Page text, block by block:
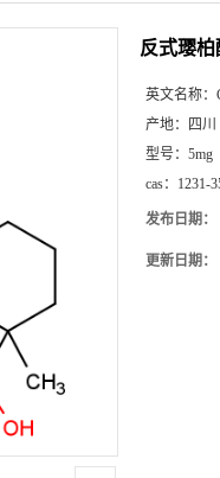
反式璎柏
英文名称：
产地：
四川
型号： 5mg
cas： 1231-
发布日期：
更新日期：